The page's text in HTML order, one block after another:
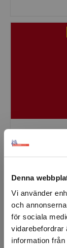
Denna
Vi använder
och
för sociala
vidarebefordrar
information
ORACAL®